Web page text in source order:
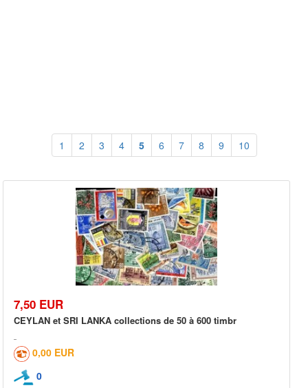
1 2 3 4 5 6 7 8 9 10
7,50 EUR
CEYLAN et SRI LANKA collections de 50 à 600 timbr
0,00 EUR
0